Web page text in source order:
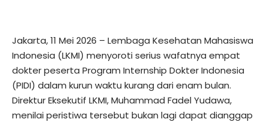
Jakarta, 11 Mei 2026 – Lembaga Kesehatan Mahasiswa
Indonesia (LKMI) menyoroti serius wafatnya empat
dokter peserta Program Internship Dokter Indonesia
(PIDI) dalam kurun waktu kurang dari enam bulan.
Direktur Eksekutif LKMI, Muhammad Fadel Yudawa,
menilai peristiwa tersebut bukan lagi dapat dianggap